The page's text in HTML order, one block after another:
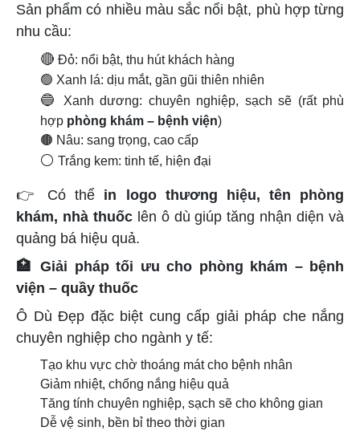
Sản phẩm có nhiều màu sắc nổi bật, phù hợp từng
nhu cầu:
🔴 Đỏ: nổi bật, thu hút khách hàng
🟢 Xanh lá: dịu mắt, gần gũi thiên nhiên
🔵
Xanh dương: chuyên nghiệp, sạch sẽ (rất phù
hợp phòng khám – bệnh viện)
🟤 Nâu: sang trọng, cao cấp
⚪ Trắng kem: tinh tế, hiện đại
👉 Có thể in logo thương hiệu, tên phòng
khám, nhà thuốclên ô dù giúp tăng nhận diện và
quảng bá hiệu quả.
🏥 Giải pháp tối ưu cho phòng khám – bệnh
viện – quầy thuốc
Ô Dù Đẹp đặc biệt cung cấp giải pháp che nắng
chuyên nghiệp cho ngành y tế:
Tạo khu vực chờ thoáng mát cho bệnh nhân
Giảm nhiệt, chống nắng hiệu quả
Tăng tính chuyên nghiệp, sạch sẽ cho không gian
Dễ vệ sinh, bền bỉ theo thời gian